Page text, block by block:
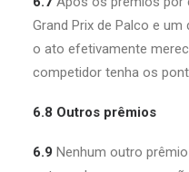
Grand Prix de Palco e
o ato efetivamente
competidor tenha os
6.8 Outros prêmios
6.9 Nenhum outro